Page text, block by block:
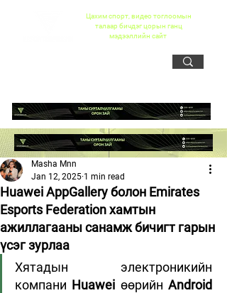
Цахим спорт, видео тоглоомын
талаар бичдэг цорын ганц
мэдээллийн сайт
Huawei AppGallery болон Emirates
Esports Federation хамтын
ажиллагааны санамж бичигт гарын
үсэг зурлаа
Masha Mnn
Jan 12, 2025 1 min read
Хятадын электроникийн
компани Huawei өөрийн Android